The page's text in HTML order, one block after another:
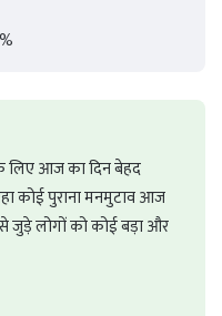
लिए आज का दिन बेहद
कोई पुराना मनमुटाव आज
जुड़े लोगों को कोई बड़ा और